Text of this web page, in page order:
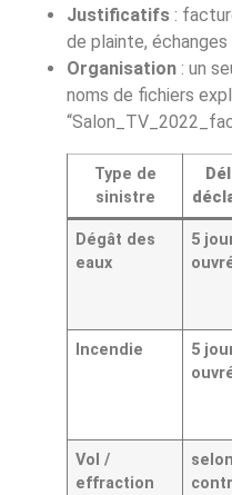
Justificatifs :
de plainte,
Organisation : un
noms de fichiers
Type de
sinistre
Dégât des
eaux
5
Incendie
5
Vol /
effraction
selon